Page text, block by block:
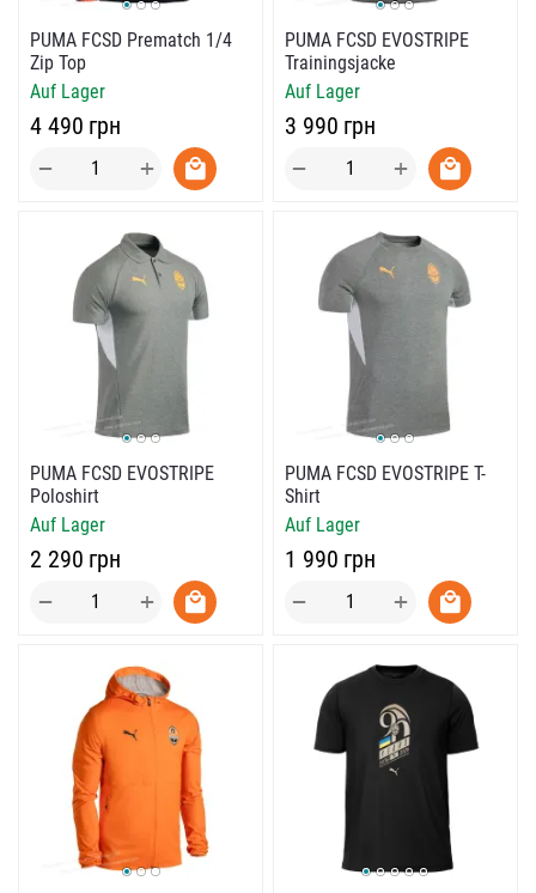
PUMA FCSD Prematch 1/4
Zip Top
Auf Lager
‍4 490‍ грн
+
−
PUMA FCSD EVOSTRIPE
Trainingsjacke
Auf Lager
‍3 990‍ грн
+
−
PUMA FCSD EVOSTRIPE
Poloshirt
Auf Lager
‍2 290‍ грн
+
−
PUMA FCSD EVOSTRIPE T-
Shirt
Auf Lager
‍1 990‍ грн
+
−